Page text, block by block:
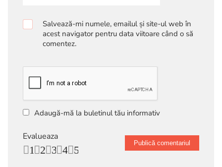
Salvează-mi numele, emailul și site-ul web în
acest navigator pentru data viitoare când o să
comentez.
Adaugă-mă la buletinul tău informativ
Evalueaza
5
4
3
2
1